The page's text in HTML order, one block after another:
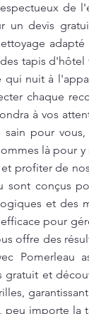
de
un devis
tapis
qui nuit à
chaque
à vos
sain pour
là pour
profiter de
sont conçus
et des
pour
offre des
Pomerleau
gratuit et
importe la